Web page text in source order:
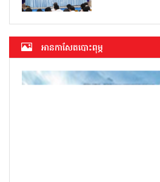
អាន​កាសែត​បោះពុម្ភ